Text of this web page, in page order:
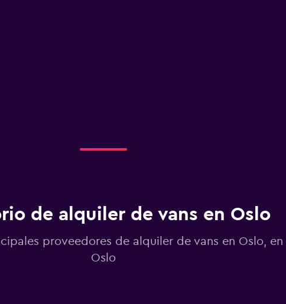
de alquiler de vans en Oslo
proveedores de alquiler de vans en Oslo, en
Oslo